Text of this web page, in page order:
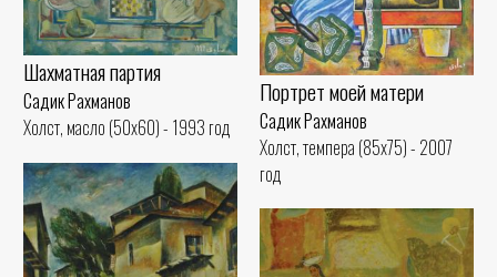
Портрет моей матери
Садик Рахманов
Холст, темпера (85x75) - 2007
год
Шахматная партия
Садик Рахманов
Холст, масло (50x60) - 1993 год